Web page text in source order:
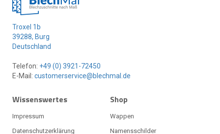
Troxel 1b
39288, Burg
Deutschland
Telefon: +49 (0) 3921-72450
E-Mail: customerservice@blechmal.de
Wissenswertes
Impressum
Datenschutzerklärung
Shop
Wappen
Namensschilder